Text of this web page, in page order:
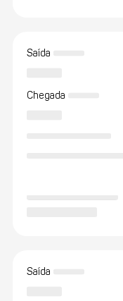
Saída
Chegada
Saída